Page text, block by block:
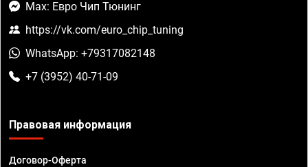
Max: Евро Чип Тюнинг
https://vk.com/euro_chip_tuning
WhatsApp: +79317082148
+7 (3952) 40-71-09
Правовая информация
Договор-Оферта